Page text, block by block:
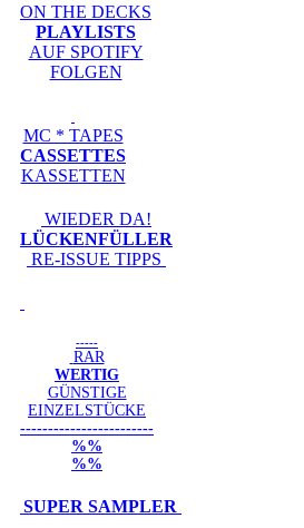
ON THE DECKS
PLAYLISTS
AUF SPOTIFY
FOLGEN
MC * TAPES
CASSETTES
KASSETTEN
WIEDER DA!
LÜCKENFÜLLER
RE-ISSUE TIPPS
-----
RAR
WERTIG
GÜNSTIGE
EINZELSTÜCKE
------------------------
%%
%%
SUPER SAMPLER